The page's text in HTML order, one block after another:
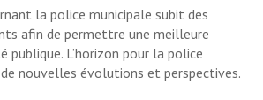
la police municipale subit des
afin de permettre une meilleure
publique. L’horizon pour la police
nouvelles évolutions et perspectives.